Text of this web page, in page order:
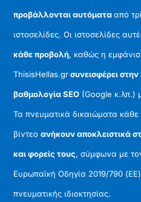
προβάλλονται αυτόματααπό
ιστοσελίδες. Οι ιστοσελίδες
κάθε προβολή, καθώς η
ThisisHellas.grσυνεισφέρει
βαθμολογία SEO (Google κ.λπ.)
Τα πνευματικά δικαιώματα
βίντεοανήκουν αποκλειστικά
και φορείς τους, σύμφωνα με
Ευρωπαϊκή Οδηγία 2019/790
πνευματικής ιδιοκτησίας.